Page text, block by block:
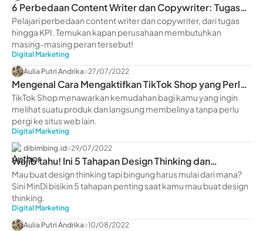
6 Perbedaan Content Writer dan Copywriter: Tugas
hingga KPI
Pelajari perbedaan content writer dan copywriter, dari tugas
hingga KPI. Temukan kapan perusahaan membutuhkan
masing-masing peran tersebut!
Digital Marketing
Aulia Putri Andrika 27/07/2022
Mengenal Cara Mengaktifkan TikTok Shop yang Perlu
Kamu Ketahui
TikTok Shop menawarkan kemudahan bagi kamu yang ingin
melihat suatu produk dan langsung membelinya tanpa perlu
pergi ke situs web lain.
Digital Marketing
dibimbing.id 29/07/2022
Wajib tahu! Ini 5 Tahapan Design Thinking dan
Penerapannya
Mau buat design thinking tapi bingung harus mulai dari mana?
Sini MinDi bisikin 5 tahapan penting saat kamu mau buat design
thinking.
Digital Marketing
Aulia Putri Andrika 10/08/2022